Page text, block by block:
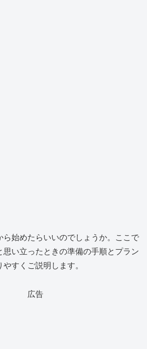
始めたらいいのでしょうか。ここで
思い立ったときの準備の手順とプラン
すくご説明します。
広告